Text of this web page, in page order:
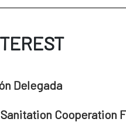
Delegada
Cooperation